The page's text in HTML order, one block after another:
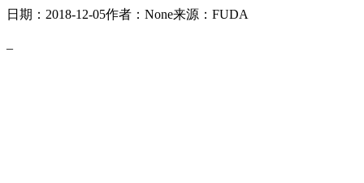
日期： 2018-12-05作者： None来源： FUDA